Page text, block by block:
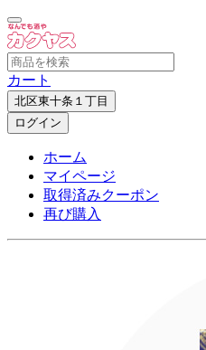
カート
北区東十条１丁目
ログイン
ホーム
マイページ
取得済みクーポン
再び購入